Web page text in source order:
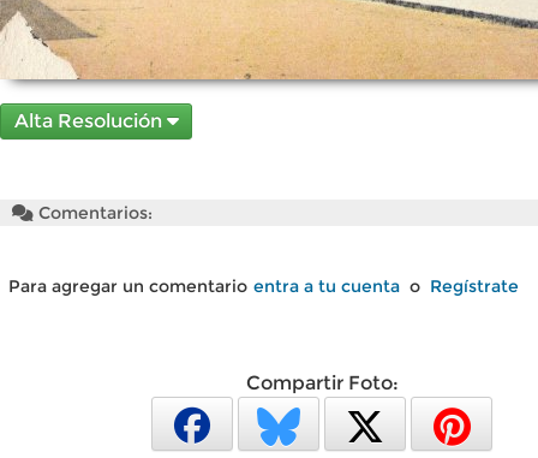
Alta Resolución
Comentarios:
Para agregar un comentario entra a tu cuenta o Regístrate
Compartir Foto: